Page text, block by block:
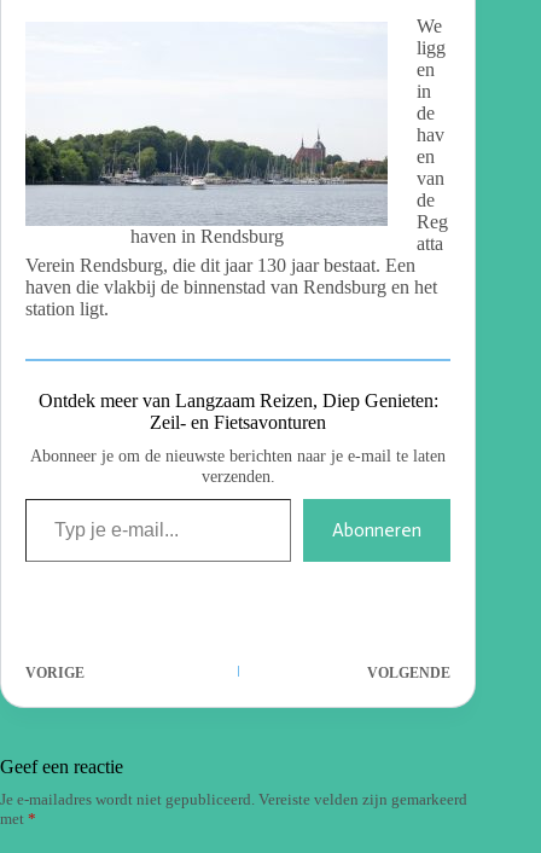
haven in Rendsburg
We
ligg
en
in
de
hav
en
van
de
Reg
atta
Verein Rendsburg, die dit jaar 130 jaar bestaat. Een
haven die vlakbij de binnenstad van Rendsburg en het
station ligt.
Ontdek meer van Langzaam Reizen, Diep Genieten:
Zeil- en Fietsavonturen
Abonneer je om de nieuwste berichten naar je e-mail te laten
verzenden.
Abonneren
VORIGE VOLGENDE
Geef een reactie
Je e-mailadres wordt niet gepubliceerd. Vereiste velden zijn gemarkeerd
met *